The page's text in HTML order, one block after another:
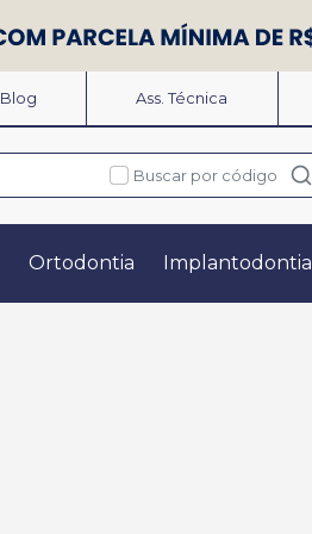
Blog Ass. Técnica
Buscar por código
Ortodontia Implantodontia